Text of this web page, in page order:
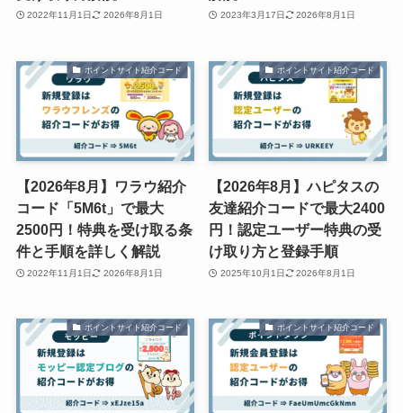
2022年11月1日 2026年8月1日 2023年3月17日 2026年8月1日
ポイントサイト紹介コード
【2026年8月】ワラウ紹介
コード「5M6t」で最大
2500円！特典を受け取る条
件と手順を詳しく解説
2022年11月1日 2026年8月1日
ポイントサイト紹介コード
【2026年8月】ハピタスの
友達紹介コードで最大2400
円！認定ユーザー特典の受
け取り方と登録手順
2025年10月1日 2026年8月1日
ポイントサイト紹介コード ポイントサイト紹介コード